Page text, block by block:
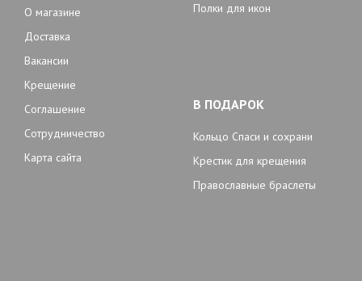
О магазине
Доставка
Вакансии
Крещение
Соглашение
Сотрудничество
Карта сайта
Полки для икон
В ПОДАРОК
Кольцо Спаси и сохрани
Крестик для крещения
Православные браслеты